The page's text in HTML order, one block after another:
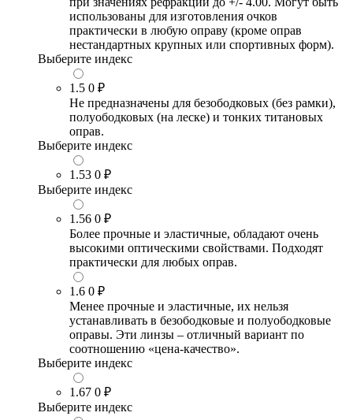
использованы для изготовления очков
практически в любую оправу (кроме оправ
нестандартных крупных или спортивных форм).
Выберите индекс
1.5 0 ₽
Не предназначены для безободковых (без рамки),
полуободковых (на леске) и тонких титановых
оправ.
Выберите индекс
1.53 0 ₽
Выберите индекс
1.56 0 ₽
Более прочные и эластичные, обладают очень
высокими оптическими свойствами. Подходят
практически для любых оправ.
1.6 0 ₽
Менее прочные и эластичные, их нельзя
устанавливать в безободковые и полуободковые
оправы. Эти линзы – отличный вариант по
соотношению «цена-качество».
Выберите индекс
1.67 0 ₽
Выберите индекс